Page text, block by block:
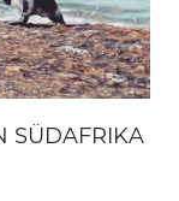
SÜDAFRIKA